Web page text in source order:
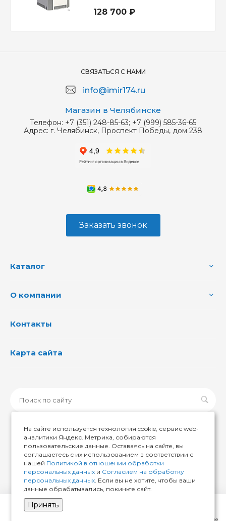
Сравнение
128 700 ₽
СВЯЗАТЬСЯ С НАМИ
info@imir174.ru
Магазин в Челябинске
Телефон: +7 (351) 248-85-63; +7 (999) 585-36-65
Адрес: г. Челябинск, Проспект Победы, дом 238
Заказать звонок
Каталог
О компании
Контакты
Карта сайта
© 2026 ИМИР174, Все права защищены
На сайте используется технология cookie, сервис web-
аналитики Яндекс. Метрика, собираются
пользовательские данные. Оставаясь на сайте, вы
соглашаетесь с их использованием в соответствии с
нашей Политикой в отношении обработки
персональных данных и Согласием на обработку
персональных данных. Если вы не хотите, чтобы ваши
данные обрабатывались, покиньте сайт.
Принять